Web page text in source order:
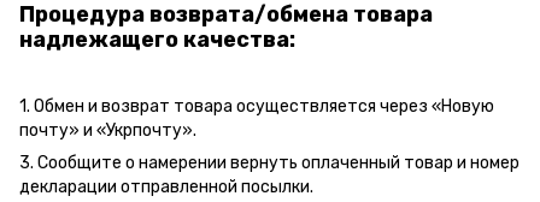
Процедура возврата/обмена товара
надлежащего качества:
1. Обмен и возврат товара осуществляется через «Новую
почту» и «Укрпочту».
3. Сообщите о намерении вернуть оплаченный товар и номер
декларации отправленной посылки.